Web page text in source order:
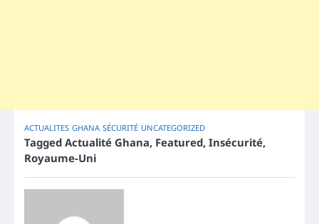
ACTUALITES GHANA SÉCURITÉ UNCATEGORIZED
Tagged Actualité Ghana, Featured, Insécurité,
Royaume-Uni